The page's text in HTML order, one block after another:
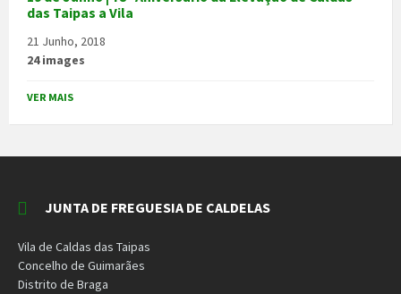
das Taipas a Vila
21 Junho, 2018
24 images
VER MAIS
JUNTA DE FREGUESIA DE CALDELAS
Vila de Caldas das Taipas
Concelho de Guimarães
Distrito de Braga